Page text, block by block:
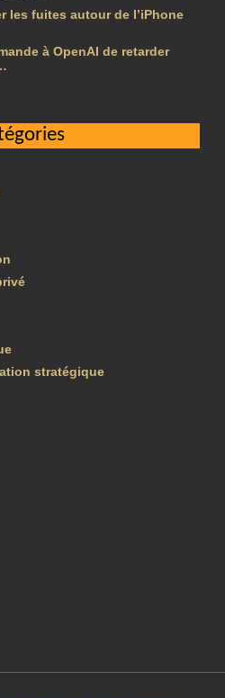
les fuites autour de l’iPhone
à OpenAI de retarder
stratégique